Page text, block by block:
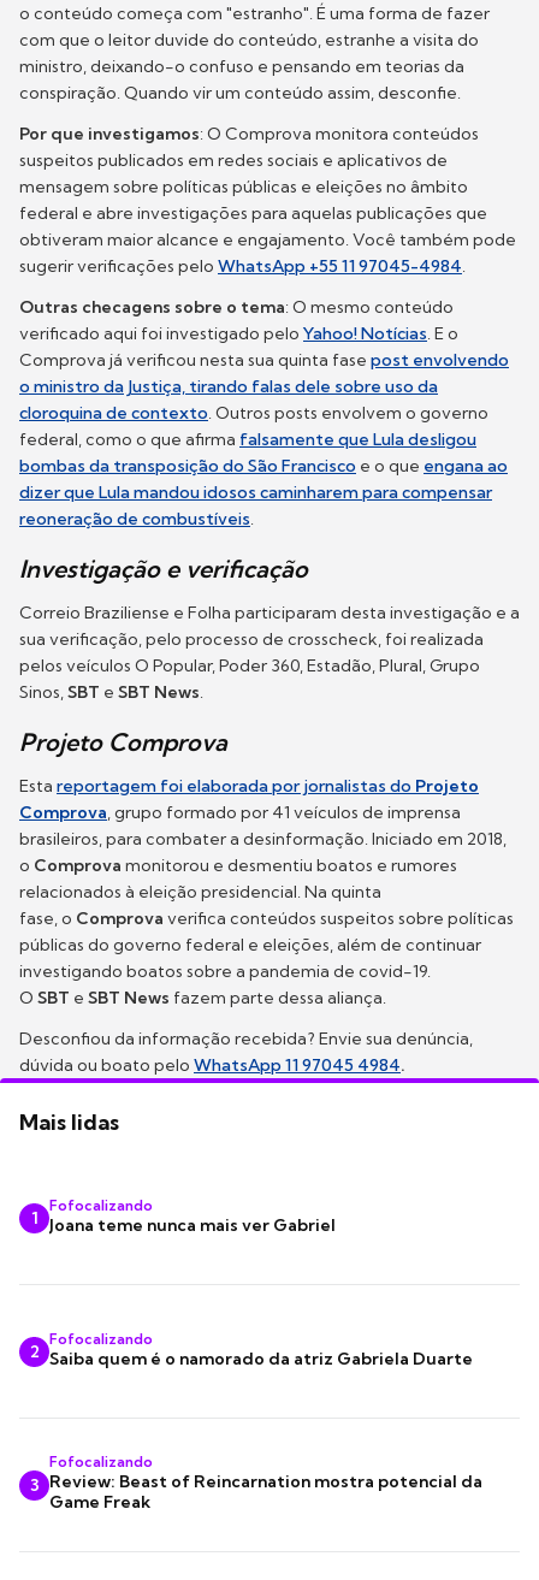
o conteúdo começa com "estranho". É uma forma de fazer
com que o leitor duvide do conteúdo, estranhe a visita do
ministro, deixando-o confuso e pensando em teorias da
conspiração. Quando vir um conteúdo assim, desconfie.
Por que investigamos: O Comprova monitora conteúdos
suspeitos publicados em redes sociais e aplicativos de
mensagem sobre políticas públicas e eleições no âmbito
federal e abre investigações para aquelas publicações que
obtiveram maior alcance e engajamento. Você também pode
sugerir verificações pelo WhatsApp +55 11 97045-4984.
Outras checagens sobre o tema: O mesmo conteúdo
verificado aqui foi investigado pelo Yahoo! Notícias. E o
Comprova já verificou nesta sua quinta fase post envolvendo
o ministro da Justiça, tirando falas dele sobre uso da
cloroquina de contexto. Outros posts envolvem o governo
federal, como o que afirma falsamente que Lula desligou
bombas da transposição do São Francisco e o que engana ao
dizer que Lula mandou idosos caminharem para compensar
reoneração de combustíveis.
Investigação e verificação
Correio Braziliense e Folha participaram desta investigação e a
sua verificação, pelo processo de crosscheck, foi realizada
pelos veículos O Popular, Poder 360, Estadão, Plural, Grupo
Sinos,SBT e SBT News.
Projeto Comprova
Esta reportagem foi elaborada por jornalistas do Projeto
Comprova, grupo formado por 41 veículos de imprensa
brasileiros, para combater a desinformação. Iniciado em 2018,
o Comprova monitorou e desmentiu boatos e rumores
relacionados à eleição presidencial. Na quinta
fase, o Comprova verifica conteúdos suspeitos sobre políticas
públicas do governo federal e eleições, além de continuar
investigando boatos sobre a pandemia de covid-19.
O SBT e SBT News fazem parte dessa aliança.
Desconfiou da informação recebida? Envie sua denúncia,
dúvida ou boato pelo WhatsApp 11 97045 4984.
Mais lidas
1
Fofocalizando
Joana teme nunca mais ver Gabriel
2
Fofocalizando
Saiba quem é o namorado da atriz Gabriela Duarte
3
Fofocalizando
Review: Beast of Reincarnation mostra potencial da
Game Freak